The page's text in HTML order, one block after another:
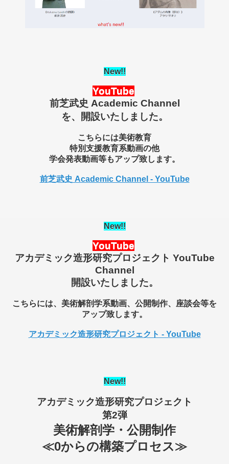
New!!
YouTube
前芝武史 Academic Channel
を、開設いたしました。
こちらには美術教育
特別支援教育系動画の他
学会発表動画等もアップ致します。
前芝武史 Academic Channel - YouTube
New!!
YouTube
アカデミック造形研究プロジェクト YouTube
Channel
開設いたしました。
こちらには、美術解剖学系動画、公開制作、座談会等を
アップ致します。
アカデミック造形研究プロジェクト - YouTube
New!!
アカデミック造形研究プロジェクト
第2弾
美術解剖学・公開制作
≪0からの構築プロセス≫